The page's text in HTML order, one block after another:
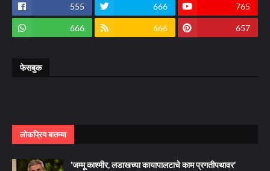
555 666 765
666 666 657
फेसबुक
लोकप्रिय बातम्या
‘जम्मू काश्मीर, लडाखच्या कायापालटाचे काम प्रगतीपथावर’